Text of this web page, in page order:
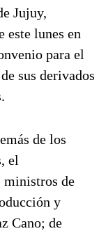
Jujuy,
este lunes en
para el
sus derivados
de los
el
de
y
Cano; de